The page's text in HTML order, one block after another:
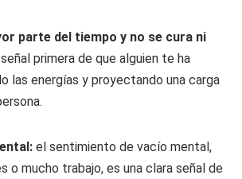
parte del tiempo y no se cura ni
señal primera de que alguien te ha
las energías y proyectando una carga
el sentimiento de vacío mental,
o mucho trabajo, es una clara señal de